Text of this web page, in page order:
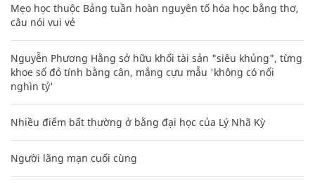
Mẹo học thuộc Bảng tuần hoàn nguyên tố hóa học bằng thơ,
câu nói vui vẻ
Nguyễn Phương Hằng sở hữu khối tài sản "siêu khủng", từng
khoe sổ đỏ tính bằng cân, mắng cựu mẫu 'không có nổi
nghìn tỷ'
Nhiều điểm bất thường ở bằng đại học của Lý Nhã Kỳ
Người lãng mạn cuối cùng